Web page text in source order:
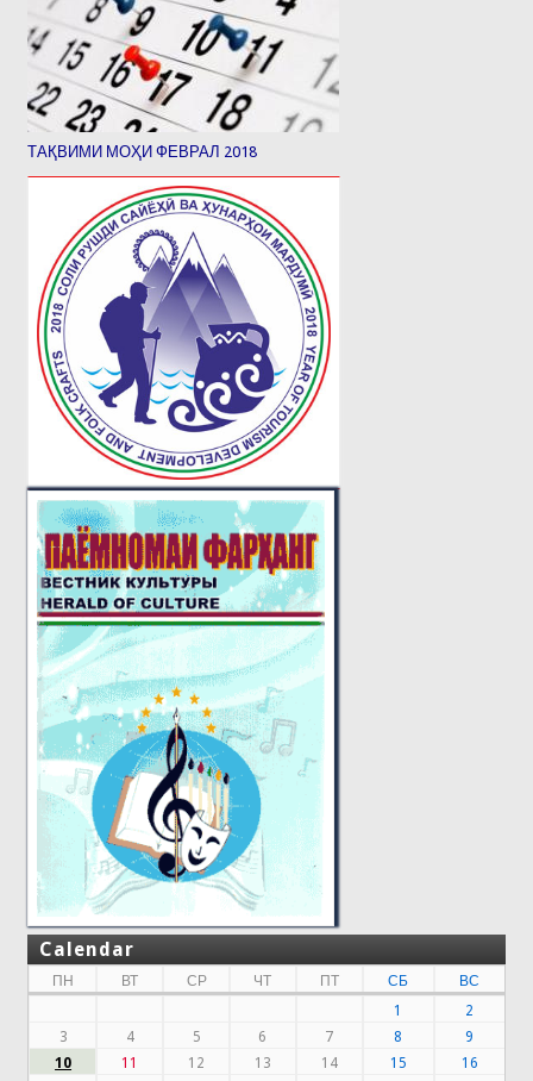
ТАҚВИМИ МОҲИ ФЕВРАЛ 2018
Calendar
ПН ВТ СР ЧТ ПТ СБ
ВС
1
2
3
4 5 6 7 8
9
10
11 12 13 14 15
16